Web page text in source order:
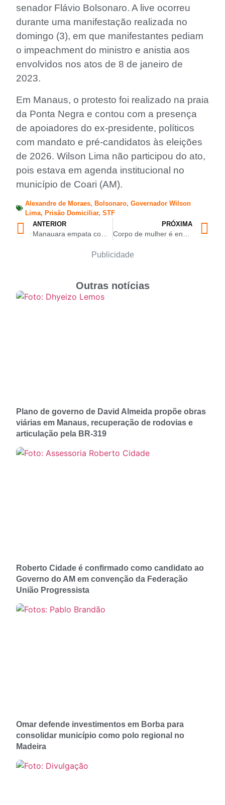
senador Flávio Bolsonaro. A live ocorreu
durante uma manifestação realizada no
domingo (3), em que manifestantes pediam
o impeachment do ministro e anistia aos
envolvidos nos atos de 8 de janeiro de
2023.
Em Manaus, o protesto foi realizado na praia
da Ponta Negra e contou com a presença
de apoiadores do ex-presidente, políticos
com mandato e pré-candidatos às eleições
de 2026. Wilson Lima não participou do ato,
pois estava em agenda institucional no
município de Coari (AM).
Alexandre de Moraes, Bolsonaro, Governador Wilson
Lima, Prisão Domiciliar, STF
ANTERIOR
PRÓXIMA
Publicidade
Outras notícias
Plano de governo de David Almeida propõe obras
viárias em Manaus, recuperação de rodovias e
articulação pela BR-319
Roberto Cidade é confirmado como candidato ao
Governo do AM em convenção da Federação
União Progressista
Omar defende investimentos em Borba para
consolidar município como polo regional no
Madeira